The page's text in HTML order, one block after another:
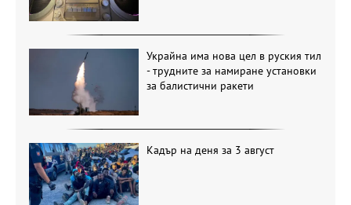
Украйна има нова цел в руския тил
- трудните за намиране установки
за балистични ракети
Кадър на деня за 3 август